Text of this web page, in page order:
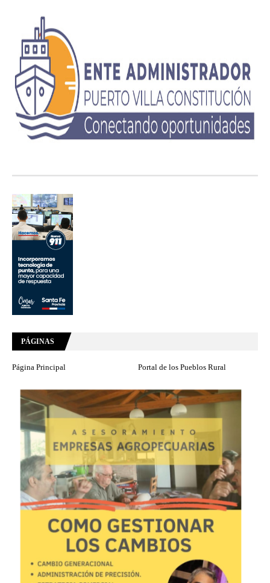
PÁGINAS
Página Principal Portal de los Pueblos Rural